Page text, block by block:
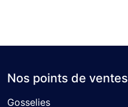
Nos points de ventes
Gosselies